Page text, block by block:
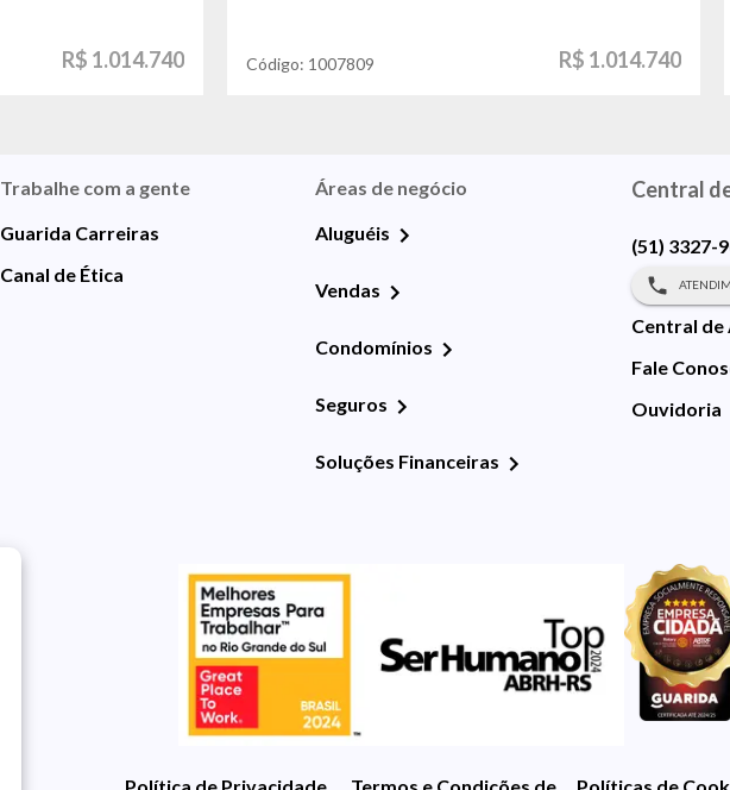
R$ 1.014.740 Código: 1007809 R$ 1.014.740
Trabalhe com a gente
Guarida Carreiras
Canal de Ética
Áreas de negócio
Aluguéis
Vendas
Condomínios
Seguros
Soluções Financeiras
Central
(51) 3327-
Central de
Fale
Ouvidoria
Política de Privacidade Termos e Condições de UsoPolíticas de